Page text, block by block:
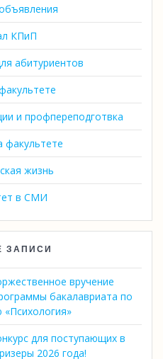
КПиП
абитуриентов
и профпереподготвка
факультете
жизнь
в СМИ
ЗАПИСИ
вручение
бакалавриата по
для поступающих в
2026 года!